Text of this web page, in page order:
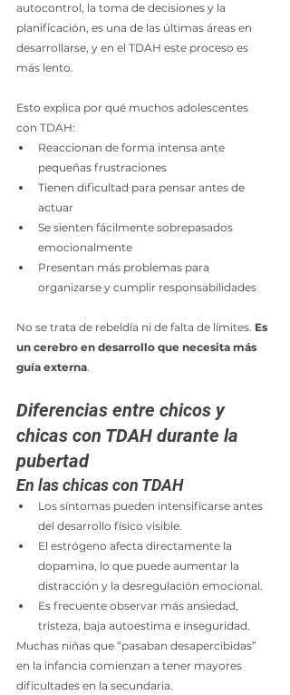
autocontrol, la toma de decisiones y la
planificación, es una de las últimas áreas en
desarrollarse, y en el TDAH este proceso es
más lento.
Esto explica por qué muchos adolescentes
con TDAH:
Reaccionan de forma intensa ante
pequeñas frustraciones
Tienen dificultad para pensar antes de
actuar
Se sienten fácilmente sobrepasados
emocionalmente
Presentan más problemas para
organizarse y cumplir responsabilidades
No se trata de rebeldía ni de falta de límites. Es
un cerebro en desarrollo que necesita más
guía externa.
Diferencias entre chicos y
chicas con TDAH durante la
pubertad
En las chicas con TDAH
Los síntomas pueden intensificarse antes
del desarrollo físico visible.
El estrógeno afecta directamente la
dopamina, lo que puede aumentar la
distracción y la desregulación emocional.
Es frecuente observar más ansiedad,
tristeza, baja autoestima e inseguridad.
Muchas niñas que “pasaban desapercibidas”
en la infancia comienzan a tener mayores
dificultades en la secundaria.